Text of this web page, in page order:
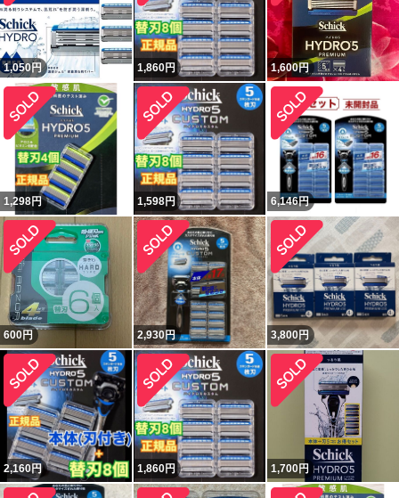
1,050円 1,860円 1,600円
1,298円 1,598円 6,146円
600円 2,930円 3,800円
2,160円 1,860円 1,700円